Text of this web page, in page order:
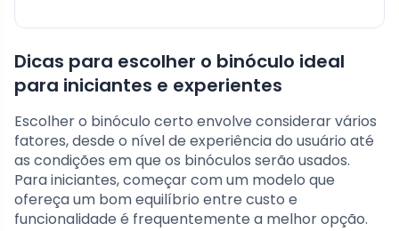
Dicas para escolher o binóculo ideal
para iniciantes e experientes
Escolher o binóculo certo envolve considerar vários
fatores, desde o nível de experiência do usuário até
as condições em que os binóculos serão usados.
Para iniciantes, começar com um modelo que
ofereça um bom equilíbrio entre custo e
funcionalidade é frequentemente a melhor opção.